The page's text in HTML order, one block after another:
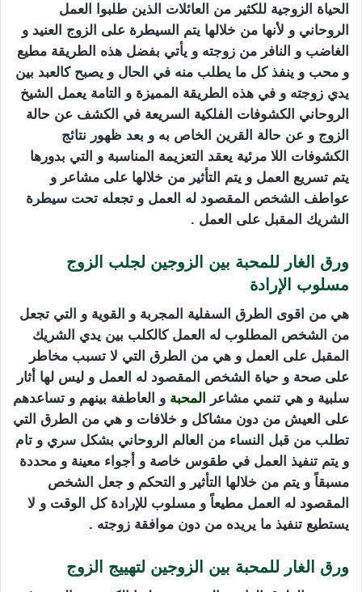
الحياة الزوجية للكثير من العائلات الذين طلبوا العمل
الروحاني و لأنها من خلالها يتم السيطرة على الزوج العنيد و
الغاضب و النافر من زوجته و يأتي بفضل هذه الطريقة مطيع
و محب و ينفذ كل ما يطلب منه في الحال و يصبح كالعبد بين
يدي زوجته و في هذه الطريقة المميزة و التامة يعمل الشيخ
الروحاني الكشوفات الفلكية السريعة في الكشف عن حالة
الزوج و عن حالة القرين الخاص به و بعد ظهور نتائج
الكشوفات اللا مرئية يعقد التعزيمة المناسبة و التي بدورها
يتم تسريع العمل و يتم التأثير من خلالها على مشاعر و
عواطف الشخص المقصود له العمل و تجعله تحت سيطرة
الشريك المقبل على العمل .
ورق الغار للمحبة بين الزوجين لجلب الزوج
مسلوب الإرادة
هي من اقوى الطرق السفلية المجربة و القوية و التي تجعل
من الشخص المطلوب له العمل كالكلب بين يدي الشريك
المقبل على العمل و هي من الطرق التي لا تسبب مخاطر
على صحة و حياة الشخص المقصود له العمل و ليس لها أثار
سلبية و هي تنمي مشاعر
المحبة و العاطفة بينهم و تساعدهم
على العيش من دون مشاكل و خلافات و هي من الطرق التي
تطلب من قبل النساء من العالم الروحاني بشكل سري و تام
و يتم تنفيذ العمل في طقوس خاصة و أجواء معينة و محددة
مسبقاً و يتم من خلالها التأثير و التحكم و جعل الشخص
المقصود له العمل مطيعاً و مسلوب للإرادة كل الوقت و لا
يستطيع تنفيذ ما يريده من دون موافقة زوجته .
ورق الغار للمحبة بين الزوجين لتهييج الزوج